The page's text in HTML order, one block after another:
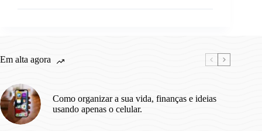
da
Em alta agora
Como organizar a sua vida, finanças e ideias
usando apenas o celular.